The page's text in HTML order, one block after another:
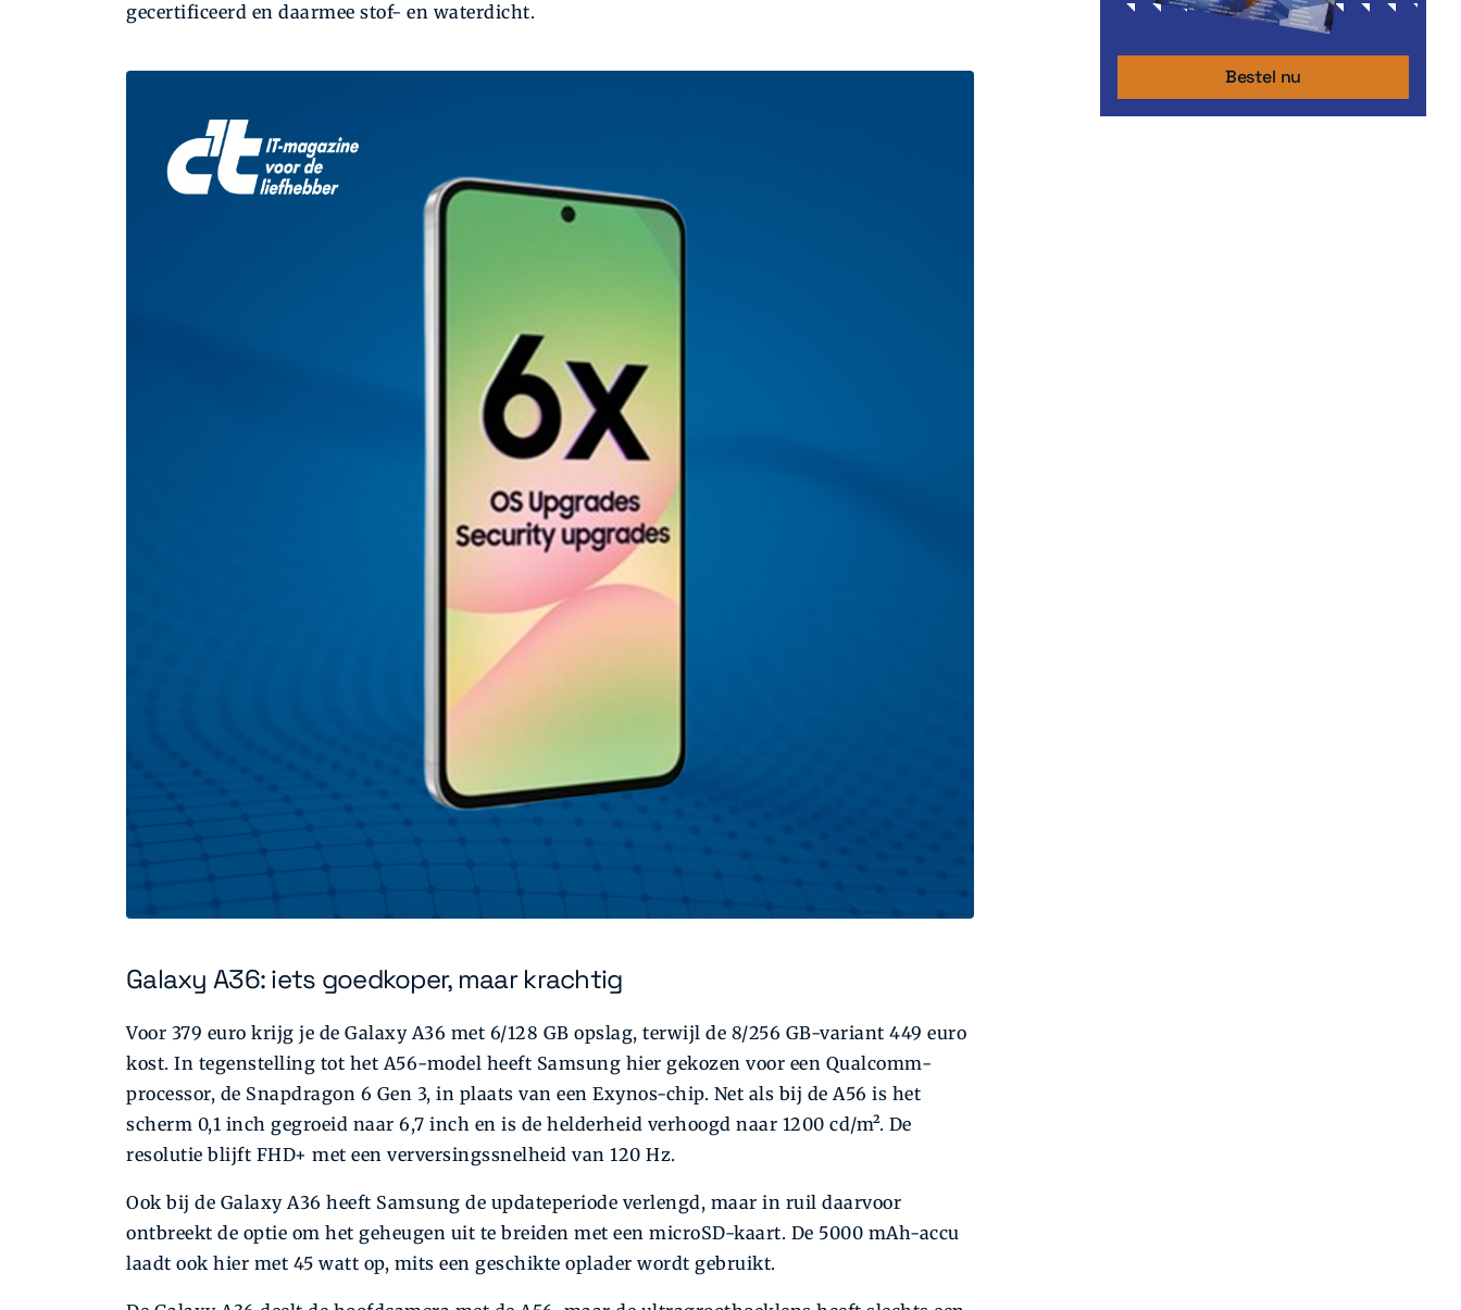
gecertificeerd en daarmee stof- en waterdicht.
Galaxy A36: iets goedkoper, maar krachtig
Voor 379 euro krijg je de Galaxy A36 met 6/128 GB opslag, terwijl de 8/256 GB-variant 449 euro
kost. In tegenstelling tot het A56-model heeft Samsung hier gekozen voor een Qualcomm-
processor, de Snapdragon 6 Gen 3, in plaats van een Exynos-chip. Net als bij de A56 is het
scherm 0,1 inch gegroeid naar 6,7 inch en is de helderheid verhoogd naar 1200 cd/m². De
resolutie blijft FHD+ met een verversingssnelheid van 120 Hz.
Ook bij de Galaxy A36 heeft Samsung de updateperiode verlengd, maar in ruil daarvoor
ontbreekt de optie om het geheugen uit te breiden met een microSD-kaart. De 5000 mAh-accu
laadt ook hier met 45 watt op, mits een geschikte oplader wordt gebruikt.
Bestel nu